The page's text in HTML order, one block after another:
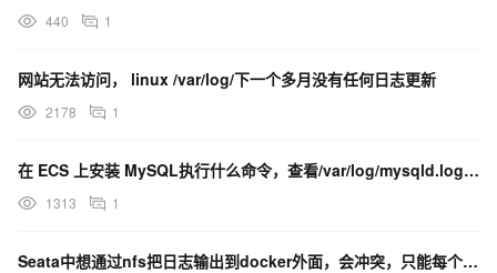
440 1
网站无法访问， linux /var/log/下一个多月没有任何日志更新
2178 1
在 ECS 上安装 MySQL执行什么命令，查看/var/log/mysqld.log 文件，获取
1313 1
Seata中想通过nfs把日志输出到docker外面，会冲突，只能每个实例的日志文件不同名称对吗？